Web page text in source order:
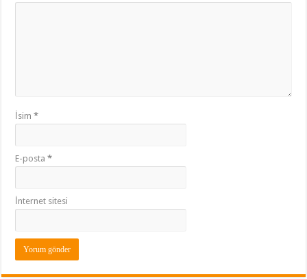
İsim*
E-posta*
İnternet sitesi